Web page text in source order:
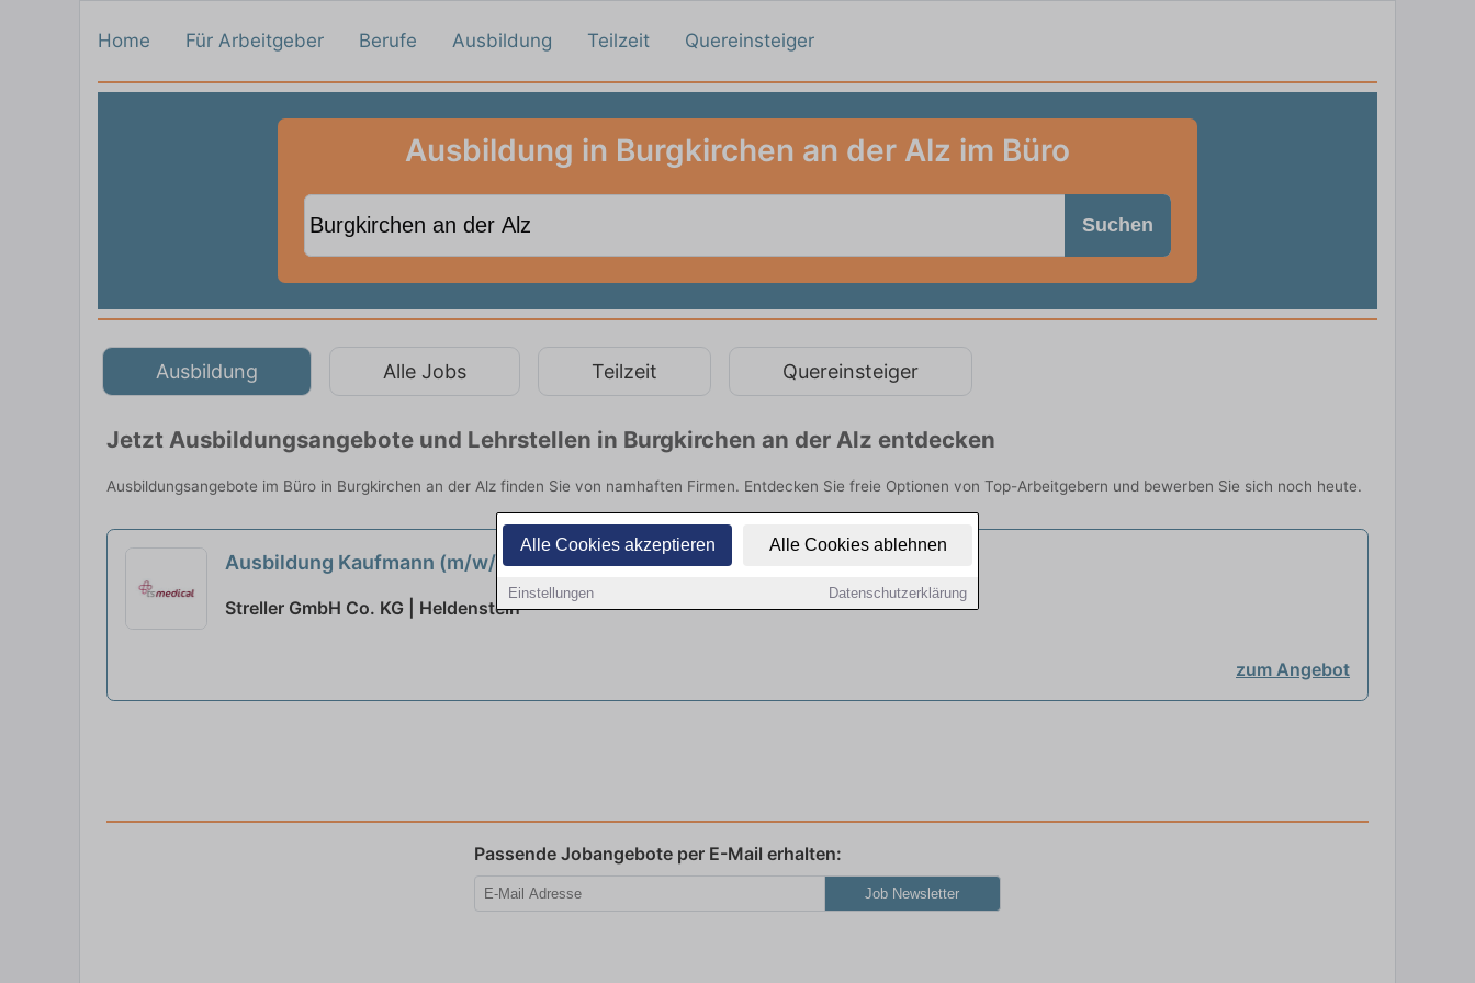
Alle Cookies akzeptieren Alle Cookies ablehnen
Einstellungen Datenschutzerklärung
Home Für Arbeitgeber Berufe Ausbildung Teilzeit Quereinsteiger
Ausbildung in Burgkirchen an der Alz im Büro
Suchen
Ausbildung Alle Jobs Teilzeit Quereinsteiger
Jetzt Ausbildungsangebote und Lehrstellen in Burgkirchen an der Alz entdecken
Ausbildungsangebote im Büro in Burgkirchen an der Alz finden Sie von namhaften Firmen. Entdecken Sie freie Optionen von Top-Arbeitgebern und bewerben Sie sich noch heute.
Ausbildung Kaufmann (m/w/d) für Büromanagement
Streller GmbH Co. KG | Heldenstein
zum Angebot
Passende Jobangebote per E-Mail erhalten:
Job Newsletter